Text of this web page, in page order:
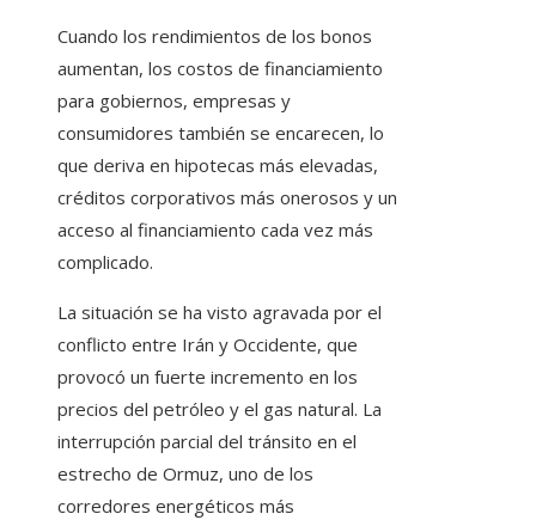
Cuando los rendimientos de los bonos
aumentan, los costos de financiamiento
para gobiernos, empresas y
consumidores también se encarecen, lo
que deriva en hipotecas más elevadas,
créditos corporativos más onerosos y un
acceso al financiamiento cada vez más
complicado.
La situación se ha visto agravada por el
conflicto entre Irán y Occidente, que
provocó un fuerte incremento en los
precios del petróleo y el gas natural. La
interrupción parcial del tránsito en el
estrecho de Ormuz, uno de los
corredores energéticos más